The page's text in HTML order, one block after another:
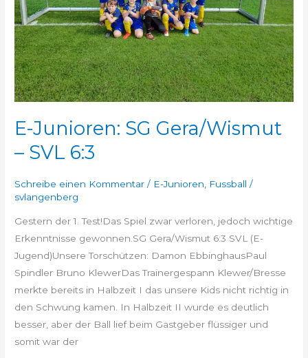
E-Junioren: SG Gera/Wismut
– SVL 6:3
Schreibe einen Kommentar / E-Junioren Fussball /
svlangenberg
Gestern der 1. Test!Das Spiel zwar verloren, jedoch wichtige
Erkenntnisse gewonnen.SG Gera/Wismut 6:3 SVL (E-
Jugend)Unsere Torschützen: Damon EbbinghausPaul
Spindler Bruno KlewerDas Trainergespann Klewer/Bresse
merkte bereits in Halbzeit I das unsere Kids nicht richtig in
den Schwung kamen. In Halbzeit II wurde es deutlich
besser, aber der Ball lief beim Gastgeber flüssiger und
somit war der
6:3